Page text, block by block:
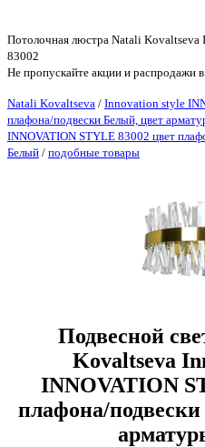
Потолочная люстра Natali
83002
Не пропускайте акции и распродажи
Natali Kovaltseva / Innovation style
плафона/подвески Белый, цвет
INNOVATION STYLE 83002 цвет
Белый / подобные товары
Подвесной
Kovaltseva
INNOVATION
плафона/